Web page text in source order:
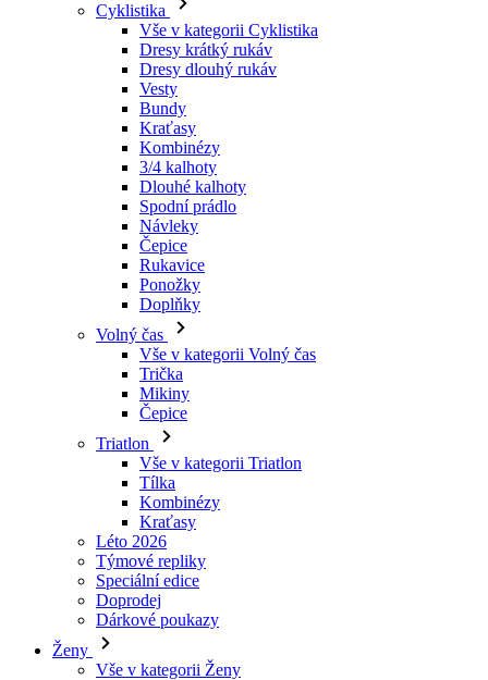
Cyklistika
Vše v kategorii Cyklistika
Dresy krátký rukáv
Dresy dlouhý rukáv
Vesty
Bundy
Kraťasy
Kombinézy
3/4 kalhoty
Dlouhé kalhoty
Spodní prádlo
Návleky
Čepice
Rukavice
Ponožky
Doplňky
Volný čas
Vše v kategorii Volný čas
Trička
Mikiny
Čepice
Triatlon
Vše v kategorii Triatlon
Tílka
Kombinézy
Kraťasy
Léto 2026
Týmové repliky
Speciální edice
Doprodej
Dárkové poukazy
Ženy
Vše v kategorii Ženy